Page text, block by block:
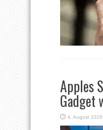
Apples
Gadget
4. August